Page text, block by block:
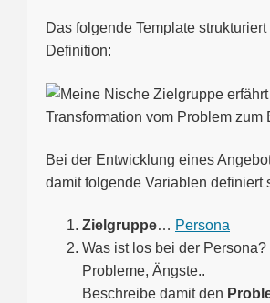
Das folgende Template
Definition:
Bei der Entwicklung eines
damit folgende Variablen definiert
Zielgruppe… Persona
Was ist los bei der Persona?
Probleme, Ängste..
Beschreibe damit den